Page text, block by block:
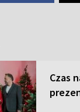
Czas